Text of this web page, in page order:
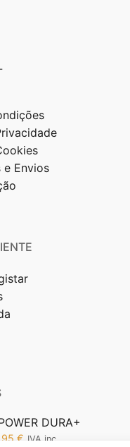
e Envios
DURA+
€ IVA inc.